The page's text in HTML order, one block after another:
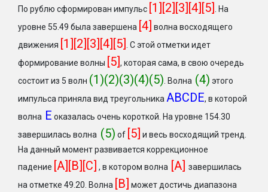
По рублю сформирован импульс [1][2][3][4][5]. На
уровне 55.49 была завершена [4] волна восходящего
движения [1][2][3][4][5]. С этой отметки идет
формирование волны [5], которая сама, в свою очередь
состоит из 5 волн (1)(2)(3)(4)(5). Волна (4) этого
импульса приняла вид треугольникаABCDE, в которой
волна Е оказалась очень короткой. На уровне 154.30
завершилась волна (5) of [5] и весь восходящий тренд.
На данный момент развивается коррекционное
падение [A][B][C] , в котором волна [A] завершилась
на отметке 49.20. Волна [B] может достичь диапазона